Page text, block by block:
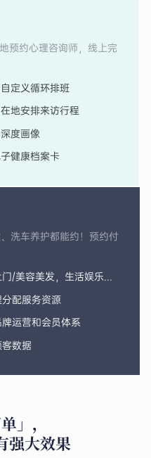
预约心理咨询师，线上完
定义循环排班
地安排来访行程
度画像
健康档案卡
洗车养护都能约！预约付
/美容美发，生活娱乐...
配服务资源
运营和会员体系
数据
」，
强大效果